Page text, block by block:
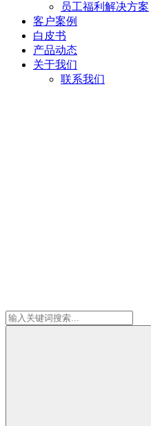
员工福利解决方案
客户案例
白皮书
产品动态
关于我们
联系我们